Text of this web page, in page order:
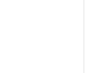
route / feux de